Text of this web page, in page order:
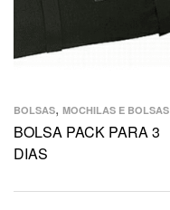
BOLSAS, MOCHILAS E BOLSAS
BOLSA PACK PARA 3
DIAS